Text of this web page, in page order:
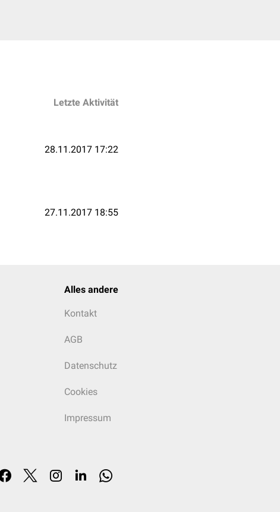
Letzte Aktivität
28.11.2017 17:22
27.11.2017 18:55
Alles andere
Kontakt
AGB
Datenschutz
Cookies
Impressum